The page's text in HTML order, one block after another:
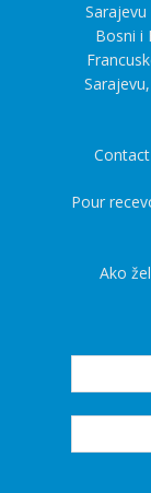
Bosni i
Pour
Ako